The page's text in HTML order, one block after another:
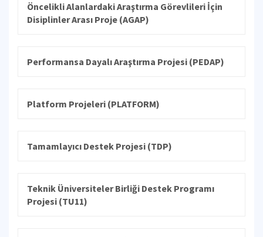
Öncelikli Alanlardaki Araştırma Görevlileri İçin
Disiplinler Arası Proje (AGAP)
Performansa Dayalı Araştırma Projesi (PEDAP)
Platform Projeleri (PLATFORM)
Tamamlayıcı Destek Projesi (TDP)
Teknik Üniversiteler Birliği Destek Programı
Projesi (TU11)